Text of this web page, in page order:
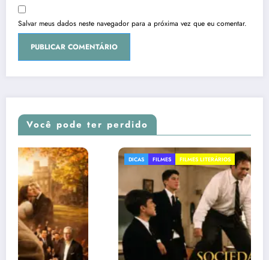
Salvar meus dados neste navegador para a próxima vez que eu comentar.
Você pode ter perdido
DICAS FILMES FILMES LITERÁRIOS